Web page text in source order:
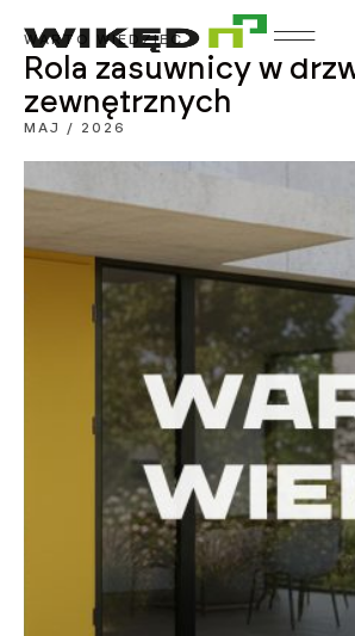
WARTO WIEDZIEĆ
Rola zasuwnicy w
zewnętrznych
MAJ / 2026